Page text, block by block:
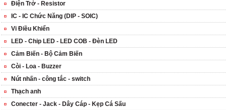
Điện Trở - Resistor
IC - IC Chức Năng (DIP - SOIC)
Vi Điều Khiển
LED - Chip LED - LED COB - Đèn LED
Cảm Biến - Bộ Cảm Biến
Còi - Loa - Buzzer
Nút nhấn - công tắc - switch
Thạch anh
Conecter - Jack - Dây Cáp - Kẹp Cá Sấu